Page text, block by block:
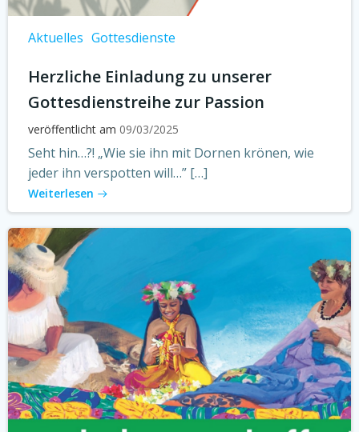
Aktuelles Gottesdienste
Herzliche Einladung zu unserer
Gottesdienstreihe zur Passion
veröffentlicht am 09/03/2025
Seht hin…?! „Wie sie ihn mit Dornen krönen, wie
jeder ihn verspotten will…” […]
Weiterlesen